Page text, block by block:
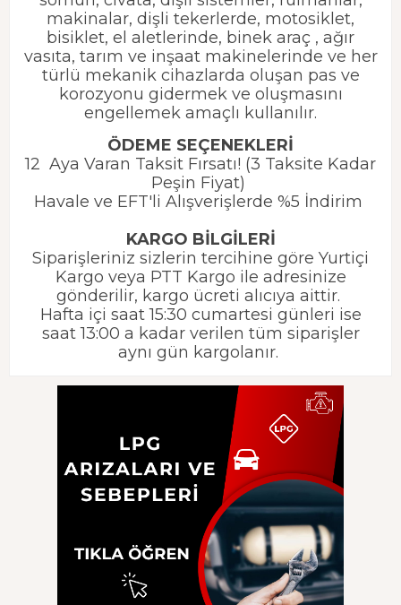
makinalar, dişli tekerlerde, motosiklet,
bisiklet, el aletlerinde, binek araç , ağır
vasıta, tarım ve inşaat makinelerinde ve her
türlü mekanik cihazlarda oluşan pas ve
korozyonu gidermek ve oluşmasını
engellemek amaçlı kullanılır.
ÖDEME SEÇENEKLERİ
12 Aya Varan Taksit Fırsatı! (3 Taksite Kadar
Peşin Fiyat)
Havale ve EFT'li Alışverişlerde %5 İndirim
KARGO BİLGİLERİ
Siparişleriniz sizlerin tercihine göre Yurtiçi
Kargo veya PTT Kargo ile adresinize
gönderilir, kargo ücreti alıcıya aittir.
Hafta içi saat 15:30 cumartesi günleri ise
saat 13:00 a kadar verilen tüm siparişler
aynı gün kargolanır.